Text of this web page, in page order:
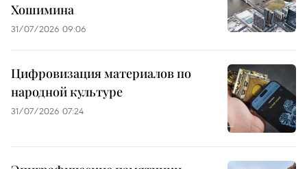
Хошимина
31/07/2026 09:06
Цифровизация материалов по
народной культуре
31/07/2026 07:24